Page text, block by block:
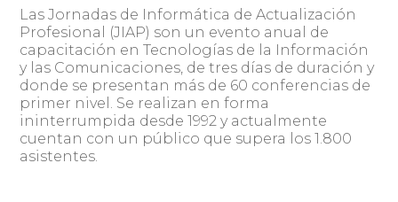
Las Jornadas de Informática de Actualización
Profesional (JIAP) son un evento anual de
capacitación en Tecnologías de la Información
y las Comunicaciones, de tres días de duración y
donde se presentan más de 60 conferencias de
primer nivel. Se realizan en forma
ininterrumpida desde 1992 y actualmente
cuentan con un público que supera los 1.800
asistentes.